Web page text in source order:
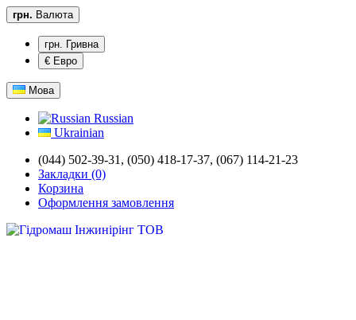
грн. Валюта
грн. Гривна
€ Евро
Мова
Russian
Ukrainian
(044) 502-39-31, (050) 418-17-37, (067) 114-21-23
Закладки (0)
Корзина
Оформлення замовлення